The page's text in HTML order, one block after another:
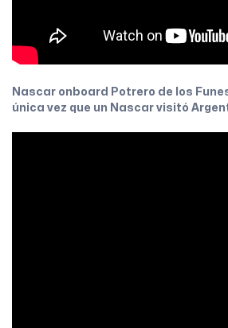
Nascar onboard Potrero de los
única vez que un Nascar visitó